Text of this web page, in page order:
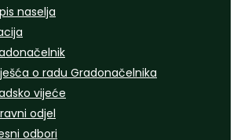
naselja
o radu Gradonačelnika
vijeće
odjel
odbori